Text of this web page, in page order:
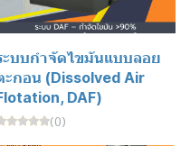
ะบบกำจัดไขมันแบบลอย
ะกอน (Dissolved Air
DAF)
(0)